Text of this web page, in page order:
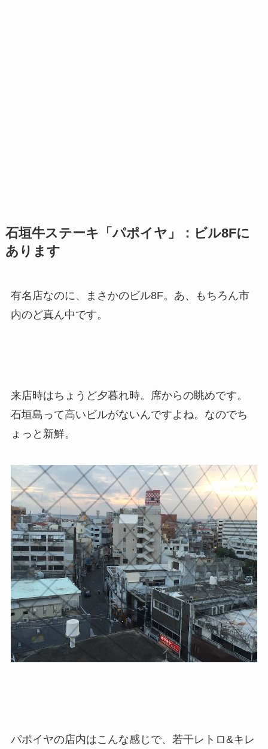
石垣牛ステーキ「パポイヤ」：ビル8Fに
あります
有名店なのに、まさかのビル8F。あ、もちろん市
内のど真ん中です。
来店時はちょうど夕暮れ時。席からの眺めです。
石垣島って高いビルがないんですよね。なのでち
ょっと新鮮。
パポイヤの店内はこんな感じで、若干レトロ&キレ